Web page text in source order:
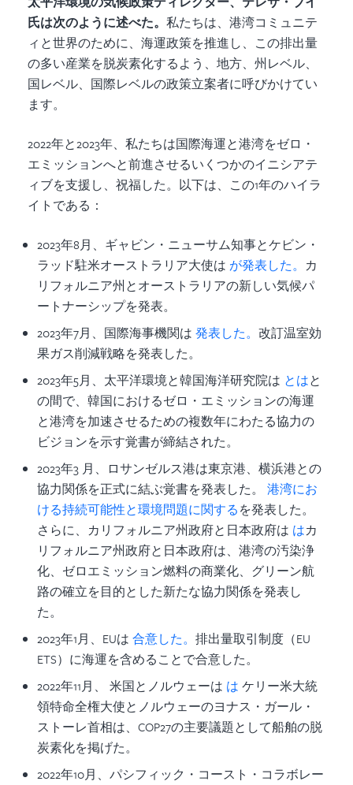
氏は次のように述べた。 私たちは、港湾コミュニテ
ィと世界のために、海運政策を推進し、この排出量
の多い産業を脱炭素化するよう、地方、州レベル、
国レベル、国際レベルの政策立案者に呼びかけてい
ます。
2022年と2023年、私たちは国際海運と港湾をゼロ・
エミッションへと前進させるいくつかのイニシアテ
ィブを支援し、祝福した。以下は、この1年のハイラ
イトである：
2023年8月、ギャビン・ニューサム知事とケビン・
ラッド駐米オーストラリア大使は が発表した。 カ
リフォルニア州とオーストラリアの新しい気候パ
ートナーシップを発表。
2023年7月、国際海事機関は 発表した。 改訂温室効
果ガス削減戦略を発表した。
2023年5月、太平洋環境と韓国海洋研究院は とはと
の間で、韓国におけるゼロ・エミッションの海運
と港湾を加速させるための複数年にわたる協力の
ビジョンを示す覚書が締結された。
2023年3 月、ロサンゼルス港は東京港、横浜港との
協力関係を正式に結ぶ覚書を発表した。 港湾にお
ける持続可能性と環境問題に関するを発表した。
さらに、カリフォルニア州政府と日本政府は はカ
リフォルニア州政府と日本政府は、港湾の汚染浄
化、ゼロエミッション燃料の商業化、グリーン航
路の確立を目的とした新たな協力関係を発表し
た。
2023年1月、EUは 合意した。 排出量取引制度（EU
ETS）に海運を含めることで合意した。
2022年11月、 米国とノルウェーは は ケリー米大統
領特命全権大使とノルウェーのヨナス・ガール・
ストーレ首相は、COP27の主要議題として船舶の脱
炭素化を掲げた。
2022年10月、パシフィック・コースト・コラボレー